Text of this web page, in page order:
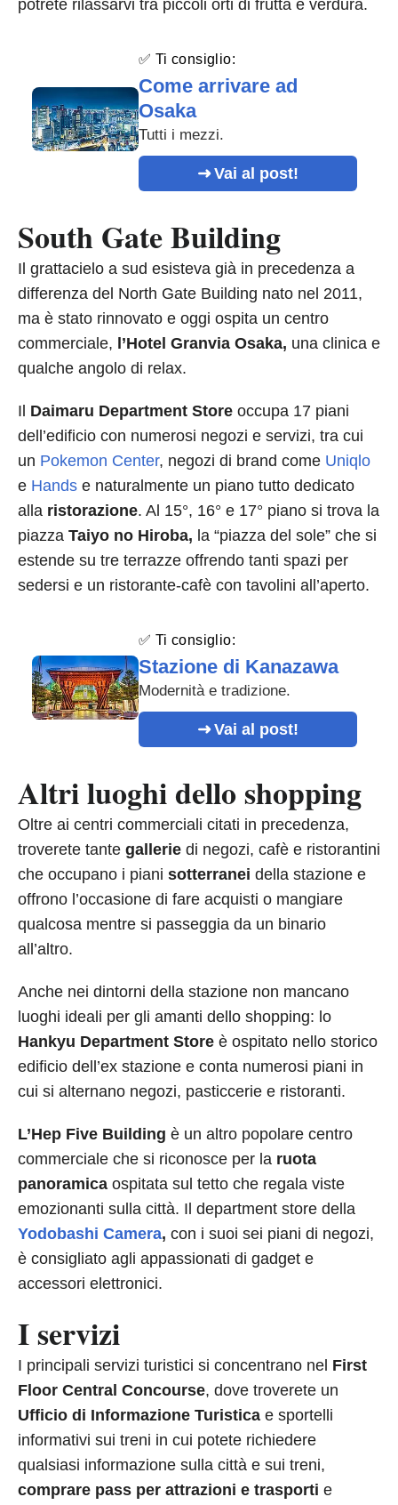
potrete rilassarvi tra piccoli orti di frutta e verdura.
✅ Ti consiglio:
Come arrivare ad
Osaka
Tutti i mezzi.
Vai al post!
South Gate Building
Il grattacielo a sud esisteva già in precedenza a
differenza del North Gate Building nato nel 2011,
ma è stato rinnovato e oggi ospita un centro
commerciale, l’Hotel Granvia Osaka, una clinica e
qualche angolo di relax.
Il Daimaru Department Store occupa 17 piani
dell’edificio con numerosi negozi e servizi, tra cui
un Pokemon Center, negozi di brand come Uniqlo
e Hands e naturalmente un piano tutto dedicato
alla ristorazione. Al 15°, 16° e 17° piano si trova la
piazza Taiyo no Hiroba, la “piazza del sole” che si
estende su tre terrazze offrendo tanti spazi per
sedersi e un ristorante-cafè con tavolini all’aperto.
✅ Ti consiglio:
Stazione di Kanazawa
Modernità e tradizione.
Vai al post!
Altri luoghi dello shopping
Oltre ai centri commerciali citati in precedenza,
troverete tante gallerie di negozi, cafè e ristorantini
che occupano i piani sotterranei della stazione e
offrono l’occasione di fare acquisti o mangiare
qualcosa mentre si passeggia da un binario
all’altro.
Anche nei dintorni della stazione non mancano
luoghi ideali per gli amanti dello shopping: lo
Hankyu Department Store è ospitato nello storico
edificio dell’ex stazione e conta numerosi piani in
cui si alternano negozi, pasticcerie e ristoranti.
L’Hep Five Building è un altro popolare centro
commerciale che si riconosce per la ruota
panoramica ospitata sul tetto che regala viste
emozionanti sulla città. Il department store della
Yodobashi Camera, con i suoi sei piani di negozi,
è consigliato agli appassionati di gadget e
accessori elettronici.
I servizi
I principali servizi turistici si concentrano nel First
Floor Central Concourse, dove troverete un
Ufficio di Informazione Turistica e sportelli
informativi sui treni in cui potete richiedere
qualsiasi informazione sulla città e sui treni,
comprare pass per attrazioni e trasporti e